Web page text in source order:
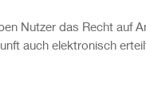
Nutzer das Recht auf
auch elektronisch